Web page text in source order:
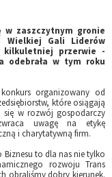
w zaszczytnym gronie
Wielkiej Gali Liderów
kilkuletniej przerwie -
odebrała w tym roku
organizowany od
które osiągają
się w rozwój gospodarczy
uwagę na etykę
i charytatywną firm.
to dla nas nie tylko
rozwoju Trans
obraliśmy dobry kierunek.